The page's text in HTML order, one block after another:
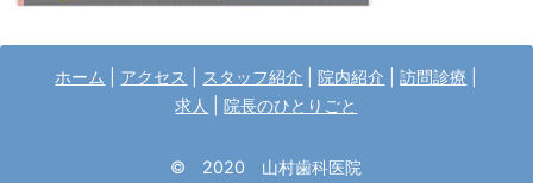
ホーム アクセス スタッフ紹介 |院内紹介 |訪問診療
求人
|院長のひとりごと
© 2020 山村歯科医院